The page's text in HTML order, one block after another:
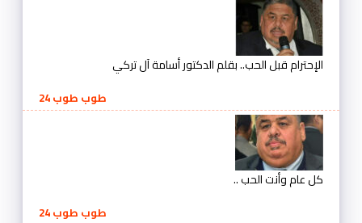
الإحترام قبل الحب.. بقلم الدكتور أسامة آل تركي
طوب طوب 24
كل عام وأنت الحب ..
طوب طوب 24